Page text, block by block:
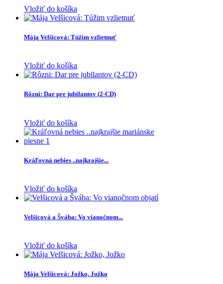
Vložiť do košíka
Mája Velšicová: Túžim vzlietnuť
Vložiť do košíka
Rôzni: Dar pre jubilantov (2-CD)
Vložiť do košíka
Kráľovná nebies ..najkrajšie...
Vložiť do košíka
Velšicová a Švába: Vo vianočnom...
Vložiť do košíka
Mája Velšicová: Jožko, Jožko